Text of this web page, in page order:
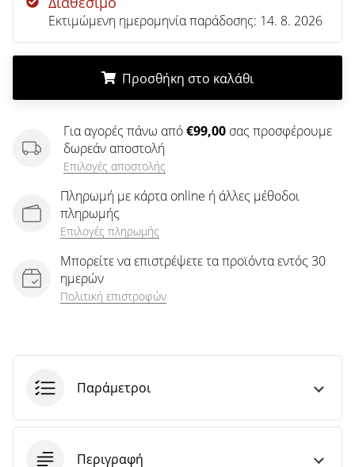
άρθρων
Εκτιμώμενη ημερομηνία παράδοσης: 14. 8. 2026
Προσθήκη στο καλάθι
Για αγορές πάνω από€99,00 σας προσφέρουμε
δωρεάν αποστολή
Επιλογές αποστολής
Πληρωμή με κάρτα online ή άλλες μέθοδοι
πληρωμής
Επιλογές πληρωμής
Μπορείτε να επιστρέψετε τα προϊόντα εντός 30
ημερών
Πολιτική επιστροφών
Παράμετροι
Περιγραφή